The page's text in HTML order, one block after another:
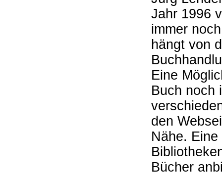
Jahr 1996
immer
hängt von
Eine
Buch noch
den
Nähe.
Bücher